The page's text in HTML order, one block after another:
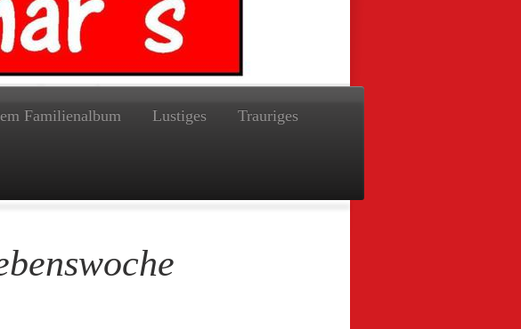
Familienalbum Lustiges Trauriges